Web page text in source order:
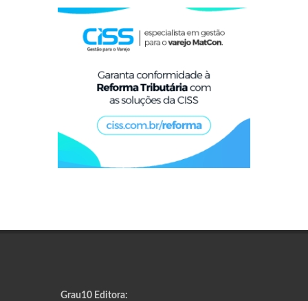
Grau10 Editora: